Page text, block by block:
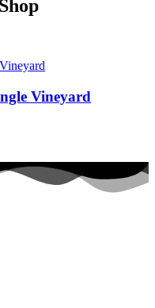
Vineyard